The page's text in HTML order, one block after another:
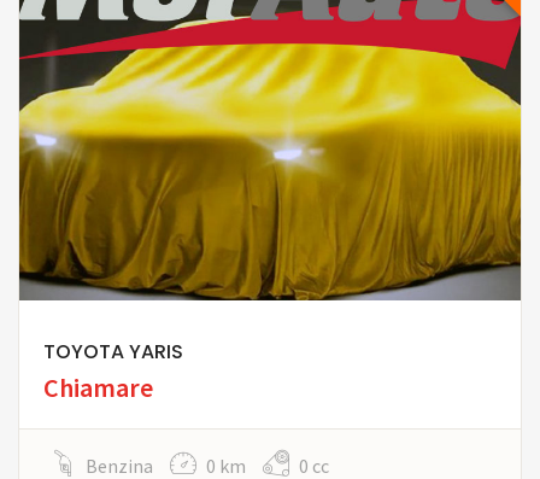
TOYOTA YARIS
Chiamare
Benzina 0 km 0 cc